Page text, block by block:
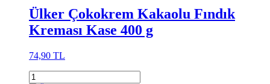
Ülker Çokokrem Kakaolu Fındık
Kreması Kase 400 g
74,90 TL